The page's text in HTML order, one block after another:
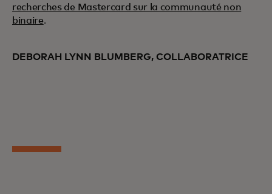
recherches de Mastercard sur la communauté non
binaire.
DEBORAH LYNN BLUMBERG, COLLABORATRICE